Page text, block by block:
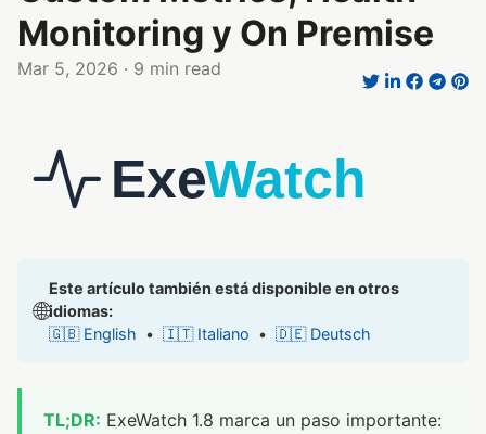
Monitoring y On Premise
Mar 5, 2026 · 9 min read
🌐
Este artículo también está disponible en otros
idiomas:
🇬🇧 English • 🇮🇹 Italiano • 🇩🇪 Deutsch
TL;DR: ExeWatch 1.8 marca un paso importante: